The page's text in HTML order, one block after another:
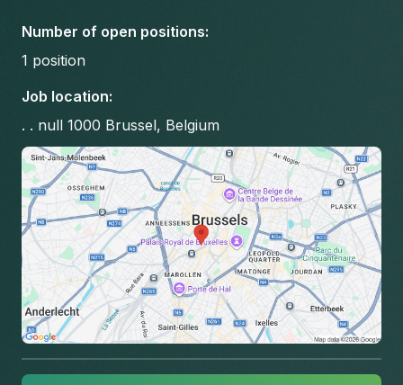
Number of open positions:
1 position
Job location:
. . null 1000 Brussel, Belgium